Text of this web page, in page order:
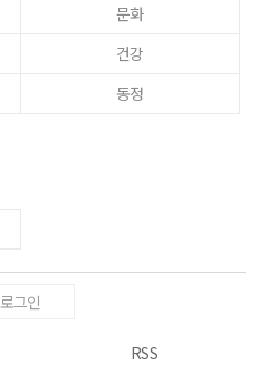
문화
건강
동정
로그인
RSS